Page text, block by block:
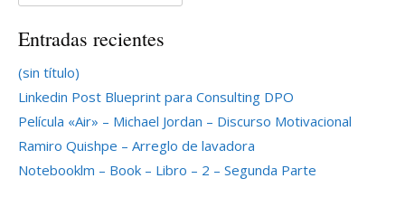
Entradas recientes
(sin título)
Linkedin Post Blueprint para Consulting DPO
Película «Air» – Michael Jordan – Discurso Motivacional
Ramiro Quishpe – Arreglo de lavadora
Notebooklm – Book – Libro – 2 – Segunda Parte